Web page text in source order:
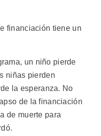
financiación tiene un
un niño pierde
niñas pierden
la esperanza. No
de la financiación
de muerte para